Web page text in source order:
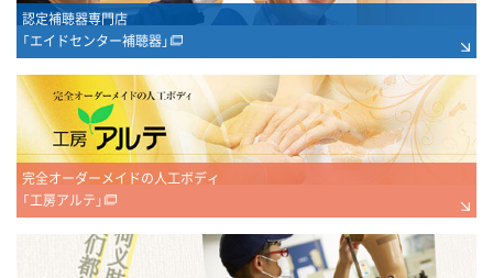
認定補聴器専門店
「エイドセンター補聴器」
完全オーダーメイドの人工ボディ
「工房アルテ」